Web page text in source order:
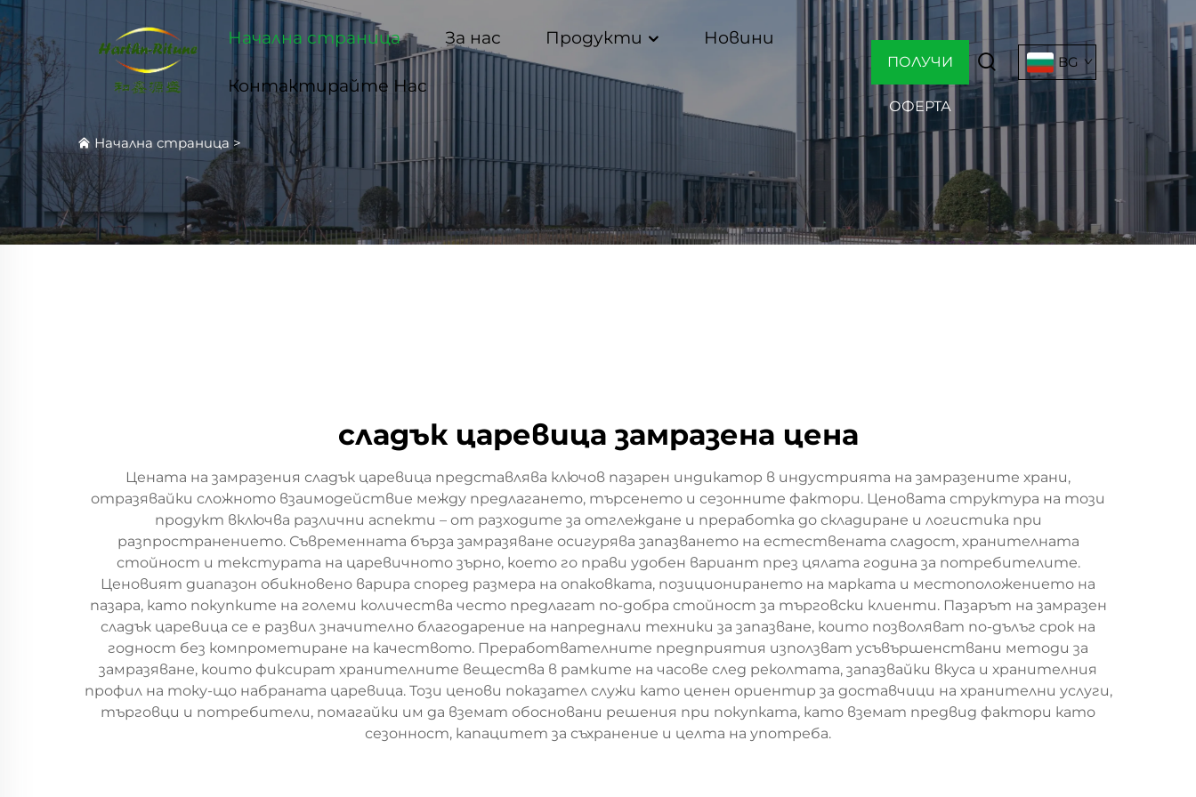
Начална страница За нас Продукти Новини
Контактирайте Нас
ПОЛУЧИ
ОФЕРТА
BG
Начална страница >
сладък царевица замразена цена
Цената на замразения сладък царевица представлява ключов пазарен индикатор в индустрията на замразените храни,
отразявайки сложното взаимодействие между предлагането, търсенето и сезонните фактори. Ценовата структура на този
продукт включва различни аспекти – от разходите за отглеждане и преработка до складиране и логистика при
разпространението. Съвременната бърза замразяване осигурява запазването на естествената сладост, хранителната
стойност и текстурата на царевичното зърно, което го прави удобен вариант през цялата година за потребителите.
Ценовият диапазон обикновено варира според размера на опаковката, позиционирането на марката и местоположението на
пазара, като покупките на големи количества често предлагат по-добра стойност за търговски клиенти. Пазарът на замразен
сладък царевица се е развил значително благодарение на напреднали техники за запазване, които позволяват по-дълъг срок на
годност без компрометиране на качеството. Преработвателните предприятия използват усъвършенствани методи за
замразяване, които фиксират хранителните вещества в рамките на часове след реколтата, запазвайки вкуса и хранителния
профил на току-що набраната царевица. Този ценови показател служи като ценен ориентир за доставчици на хранителни услуги,
търговци и потребители, помагайки им да вземат обосновани решения при покупката, като вземат предвид фактори като
сезонност, капацитет за съхранение и целта на употреба.